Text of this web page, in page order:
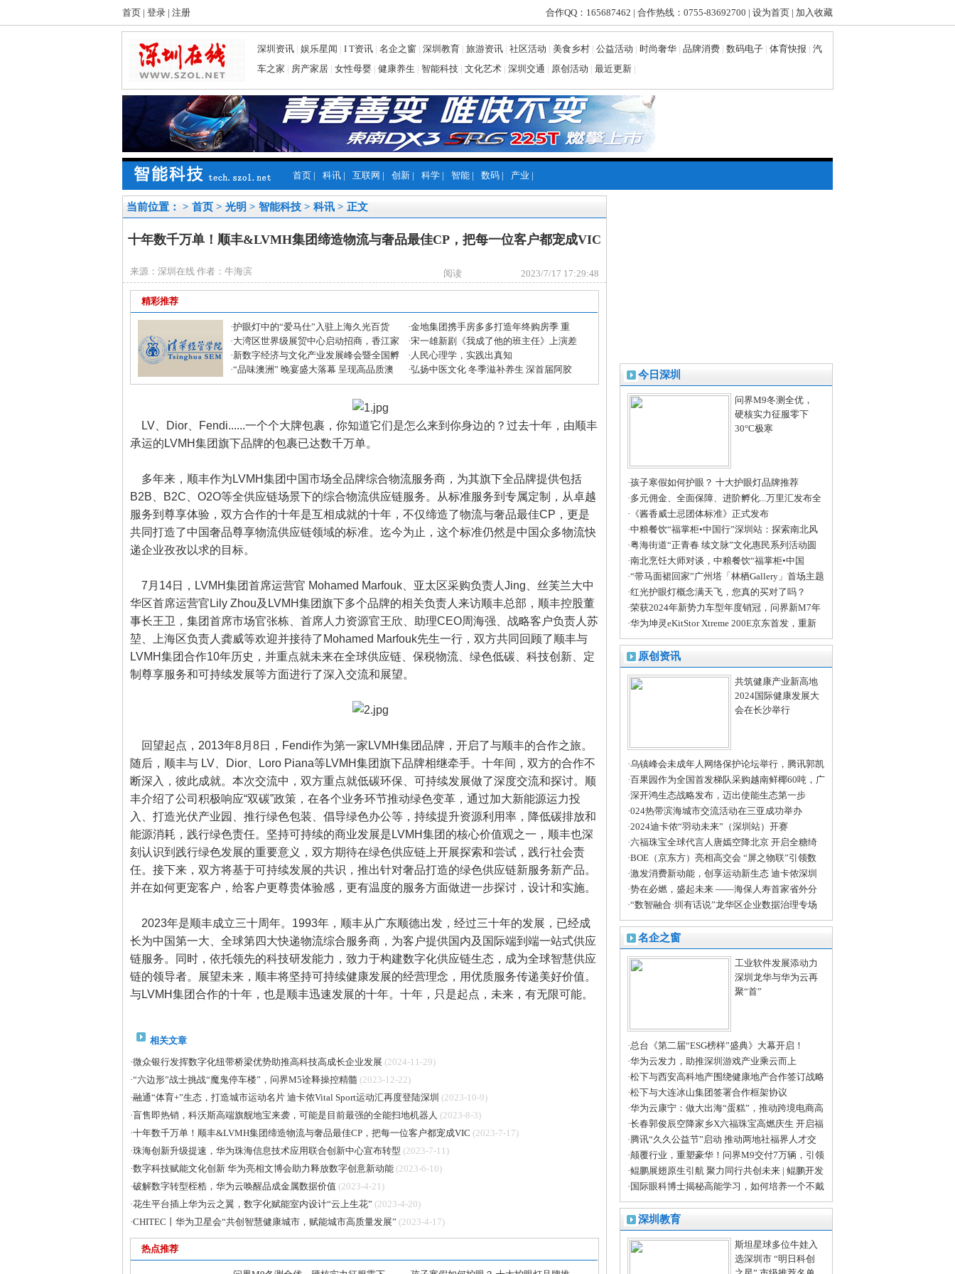
合作QQ：165687462 | 合作热线：0755-83692700 | 设为首页 | 加入收藏
首页 | 登录 | 注册
深圳资讯 | 娱乐星闻 | I T资讯 | 名企之窗 | 深圳教育 | 旅游资讯 | 社区活动 | 美食乡村 | 公益活动 | 时尚奢华 | 品牌消费 | 数码电子 | 体育快报 | 汽
车之家 | 房产家居 | 女性母婴 | 健康养生 | 智能科技 | 文化艺术 | 深圳交通 | 原创活动 | 最近更新 |
首页 | 科讯 | 互联网 | 创新 | 科学 | 智能 | 数码 | 产业 |
今日深圳
问界M9冬测全优，
硬核实力征服零下
30°C极寒
·孩子寒假如何护眼？ 十大护眼灯品牌推荐
·多元佣金、全面保障、进阶孵化...万里汇发布全
球合伙人招募令
· 《酱香威士忌团体标准》正式发布
·中粮餐饮“福掌柜•中国行”深圳站：探索南北风
味融合创新的活力密码
·粤海街道“正青春 续文脉”文化惠民系列活动圆
满完成
·南北烹饪大师对谈，中粮餐饮“福掌柜•中国
行”深圳站共话京粤菜系融合之美
·“带马面裙回家”广州塔「林栖Gallery」首场主题
活动展“中国心”
·红光护眼灯概念满天飞，您真的买对了吗？
·荣获2024年新势力车型年度销冠，问界新M7年
度累计交付新车19.7万辆
·华为坤灵eKitStor Xtreme 200E京东首发，重新
定义DRAM-less高端体验
原创资讯
共筑健康产业新高地
2024国际健康发展大
会在长沙举行
·乌镇峰会未成年人网络保护论坛举行，腾讯郭凯
天：多方共治护航未成年人成长
·百果园作为全国首发梯队采购越南鲜椰60吨，广
深门店开售在即
·深开鸿生态战略发布，迈出使能生态第一步
·024热带滨海城市交流活动在三亚成功举办
·2024迪卡侬“羽动未来”（深圳站）开赛
·六福珠宝全球代言人唐嫣空降北京 开启全糖绮
遇 ——2024六福珠宝新品发布会
·BOE（京东方）亮相高交会 “屏之物联”引领数
智时代新气象
·激发消费新动能，创享运动新生态 迪卡侬深圳
罗湖首家实体商场盛大开业
·势在必燃，盛起未来 ——海保人寿首家省外分
公司正式开业
·“数智融合·圳有话说”龙华区企业数据治理专场
思享会成功举办！
名企之窗
工业软件发展添动力
深圳龙华与华为云再
聚“首”
·总台《第二届“ESG榜样”盛典》大幕开启！
·华为云发力，助推深圳游戏产业乘云而上
·松下与西安高科地产围绕健康地产合作签订战略
合作协议
·松下与大连冰山集团签署合作框架协议
·华为云康宁：做大出海“蛋糕”，推动跨境电商高
质量发展
·长春郭俊辰空降家乡X六福珠宝高燃庆生 开启福
禄狂欢——六福珠宝2024周年庆发布会
·腾讯“久久公益节”启动 推动两地社福界人才交
流 共建互联网公益文化
·颠覆行业，重塑豪华！问界M9交付7万辆，引领
豪华电车新风尚
·鲲鹏展翅原生引航 聚力同行共创未来 | 鲲鹏开发
者创享日·广东站成功举办
· 国际眼科博士揭秘高能学习，如何培养一个不戴
眼镜的学霸
深圳教育
斯坦星球多位牛娃入
选深圳市 “明日科创
当前位置： > 首页 > 光明 > 智能科技 > 科讯 > 正文
十年数千万单！顺丰&LVMH集团缔造物流与奢品最佳CP，把每一位客户都宠成VIC
阅读 2023/7/17 17:29:48
来源：深圳在线 作者：牛海滨
精彩推荐
·护眼灯中的“爱马仕”入驻上海久光百货 ·金地集团携手房多多打造年终购房季 重
磅优惠助力美好生活
·大湾区世界级展贸中心启动招商，香江家
居打造建材家居业“东方米兰展”
·宋一雄新剧《我成了他的班主任》上演差
生逆袭
·新数字经济与文化产业发展峰会暨全国孵
化中心年度盛典圆满收官
· 人民心理学，实践出真知
·“品味澳洲” 晚宴盛大落幕 呈现高品质澳
式美味
·弘扬中医文化 冬季滋补养生 深首届阿胶
滋补节掀起鹏城养生潮
LV、Dior、Fendi......一个个大牌包裹，你知道它们是怎么来到你身边的？过去十年，由顺丰
承运的LVMH集团旗下品牌的包裹已达数千万单。
多年来，顺丰作为LVMH集团中国市场全品牌综合物流服务商，为其旗下全品牌提供包括
B2B、B2C、O2O等全供应链场景下的综合物流供应链服务。从标准服务到专属定制，从卓越
服务到尊享体验，双方合作的十年是互相成就的十年，不仅缔造了物流与奢品最佳CP，更是
共同打造了中国奢品尊享物流供应链领域的标准。迄今为止，这个标准仍然是中国众多物流快
递企业孜孜以求的目标。
7月14日，LVMH集团首席运营官 Mohamed Marfouk、亚太区采购负责人Jing、丝芙兰大中
华区首席运营官Lily Zhou及LVMH集团旗下多个品牌的相关负责人来访顺丰总部，顺丰控股董
事长王卫，集团首席市场官张栋、首席人力资源官王欣、助理CEO周海强、战略客户负责人苏
堃、上海区负责人龚威等欢迎并接待了Mohamed Marfouk先生一行，双方共同回顾了顺丰与
LVMH集团合作10年历史，并重点就未来在全球供应链、保税物流、绿色低碳、科技创新、定
制尊享服务和可持续发展等方面进行了深入交流和展望。
回望起点，2013年8月8日，Fendi作为第一家LVMH集团品牌，开启了与顺丰的合作之旅。
随后，顺丰与 LV、Dior、Loro Piana等LVMH集团旗下品牌相继牵手。十年间，双方的合作不
断深入，彼此成就。本次交流中，双方重点就低碳环保、可持续发展做了深度交流和探讨。顺
丰介绍了公司积极响应“双碳”政策，在各个业务环节推动绿色变革，通过加大新能源运力投
入、打造光伏产业园、推行绿色包装、倡导绿色办公等，持续提升资源利用率，降低碳排放和
能源消耗，践行绿色责任。坚持可持续的商业发展是LVMH集团的核心价值观之一，顺丰也深
刻认识到践行绿色发展的重要意义，双方期待在绿色供应链上开展探索和尝试，践行社会责
任。接下来，双方将基于可持续发展的共识，推出针对奢品打造的绿色供应链新服务新产品。
并在如何更宠客户，给客户更尊贵体验感，更有温度的服务方面做进一步探讨，设计和实施。
2023年是顺丰成立三十周年。1993年，顺丰从广东顺德出发，经过三十年的发展，已经成
长为中国第一大、全球第四大快递物流综合服务商，为客户提供国内及国际端到端一站式供应
链服务。同时，依托领先的科技研发能力，致力于构建数字化供应链生态，成为全球智慧供应
链的领导者。展望未来，顺丰将坚持可持续健康发展的经营理念，用优质服务传递美好价值。
与LVMH集团合作的十年，也是顺丰迅速发展的十年。十年，只是起点，未来，有无限可能。
相关文章
·微众银行发挥数字化纽带桥梁优势助推高科技高成长企业发展 (2024-11-29)
·“六边形”战士挑战“魔鬼停车楼”，问界M5诠释操控精髓 (2023-12-22)
·融通“体育+”生态，打造城市运动名片 迪卡侬Vital Sport运动汇再度登陆深圳 (2023-10-9)
·盲售即热销，科沃斯高端旗舰地宝来袭，可能是目前最强的全能扫地机器人 (2023-8-3)
·十年数千万单！顺丰&LVMH集团缔造物流与奢品最佳CP，把每一位客户都宠成VIC (2023-7-17)
·珠海创新升级提速，华为珠海信息技术应用联合创新中心宣布转型 (2023-7-11)
·数字科技赋能文化创新 华为亮相文博会助力释放数字创意新动能 (2023-6-10)
·破解数字转型桎梏，华为云唤醒品成金属数据价值 (2023-4-21)
·花生平台插上华为云之翼，数字化赋能室内设计“云上生花” (2023-4-20)
·CHITEC丨华为卫星会“共创智慧健康城市，赋能城市高质量发展” (2023-4-17)
热点推荐